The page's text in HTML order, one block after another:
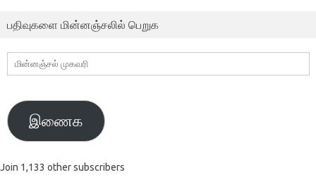
பதிவுகளை மின்னஞ்சலில் பெறுக
மின்னஞ்சல்
முகவரி
இணைக
Join 1,133 other subscribers